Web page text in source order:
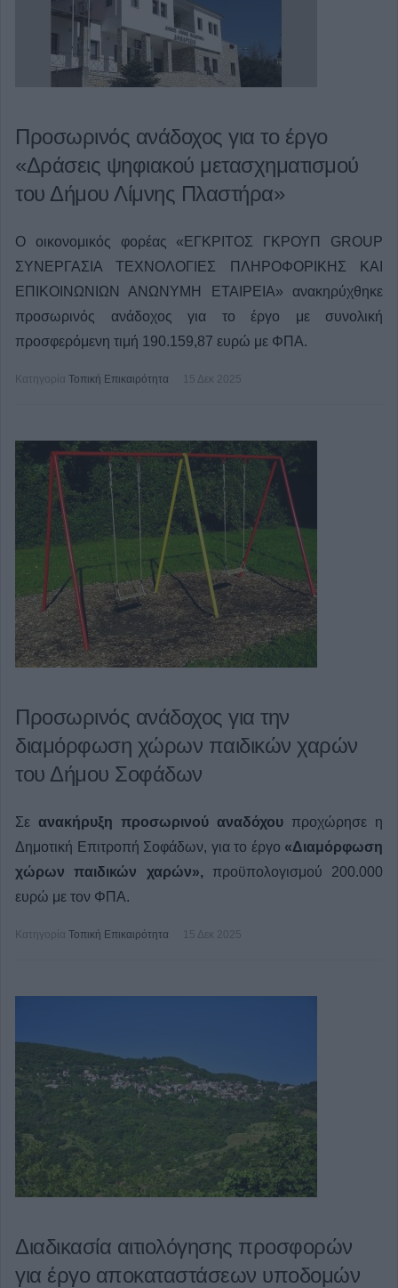
Προσωρινός ανάδοχος για το έργο
«Δράσεις ψηφιακού μετασχηματισμού
του Δήμου Λίμνης Πλαστήρα»
Ο οικονομικός φορέας «ΕΓΚΡΙΤΟΣ ΓΚΡΟΥΠ GROUP
ΣΥΝΕΡΓΑΣΙΑ ΤΕΧΝΟΛΟΓΙΕΣ ΠΛΗΡΟΦΟΡΙΚΗΣ ΚΑΙ
ΕΠΙΚΟΙΝΩΝΙΩΝ ΑΝΩΝΥΜΗ ΕΤΑΙΡΕΙΑ» ανακηρύχθηκε
προσωρινός ανάδοχος για το έργο με συνολική
προσφερόμενη τιμή 190.159,87 ευρώ με ΦΠΑ.
Κατηγορία Τοπική Επικαιρότητα 15 Δεκ 2025
Προσωρινός ανάδοχος για την
διαμόρφωση χώρων παιδικών χαρών
του Δήμου Σοφάδων
Σε ανακήρυξη προσωρινού αναδόχου προχώρησε η
Δημοτική Επιτροπή Σοφάδων, για το έργο «Διαμόρφωση
χώρων παιδικών χαρών»,προϋπολογισμού 200.000
ευρώ με τον ΦΠΑ.
Κατηγορία Τοπική Επικαιρότητα 15 Δεκ 2025
Διαδικασία αιτιολόγησης προσφορών
για έργο αποκαταστάσεων υποδομών